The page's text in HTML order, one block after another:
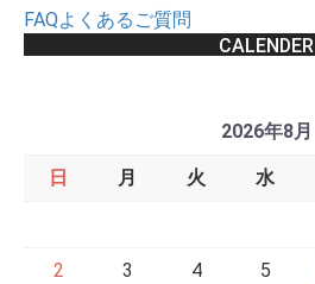
FAQよくあるご質問
CALENDER
2026年8月
日 月 火 水
2 3 4 5